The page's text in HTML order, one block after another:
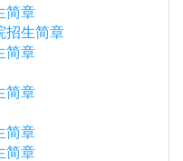
简章
招生简章
简章
简章
简章
简章